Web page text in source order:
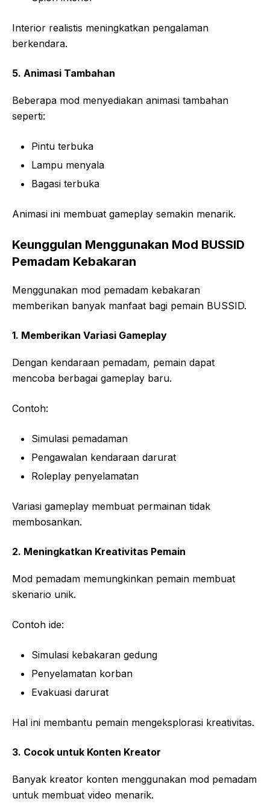
Interior realistis meningkatkan pengalaman
berkendara.
5. Animasi Tambahan
Beberapa mod menyediakan animasi tambahan
seperti:
Pintu terbuka
Lampu menyala
Bagasi terbuka
Animasi ini membuat gameplay semakin menarik.
Keunggulan Menggunakan Mod BUSSID
Pemadam Kebakaran
Menggunakan mod pemadam kebakaran
memberikan banyak manfaat bagi pemain BUSSID.
1. Memberikan Variasi Gameplay
Dengan kendaraan pemadam, pemain dapat
mencoba berbagai gameplay baru.
Contoh:
Simulasi pemadaman
Pengawalan kendaraan darurat
Roleplay penyelamatan
Variasi gameplay membuat permainan tidak
membosankan.
2. Meningkatkan Kreativitas Pemain
Mod pemadam memungkinkan pemain membuat
skenario unik.
Contoh ide:
Simulasi kebakaran gedung
Penyelamatan korban
Evakuasi darurat
Hal ini membantu pemain mengeksplorasi kreativitas.
3. Cocok untuk Konten Kreator
Banyak kreator konten menggunakan mod pemadam
untuk membuat video menarik.